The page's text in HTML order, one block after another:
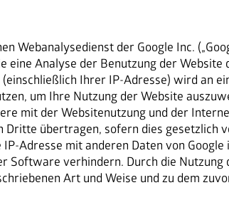
Webanalysedienst der Google Inc.
Analyse der Benutzung der Website
Ihrer IP-Adresse) wird an
um Ihre Nutzung der Website
mit der Websitenutzung und der
Dritte übertragen, sofern dies
Adresse mit anderen Daten von
Software verhindern. Durch die
Art und Weise und zu dem